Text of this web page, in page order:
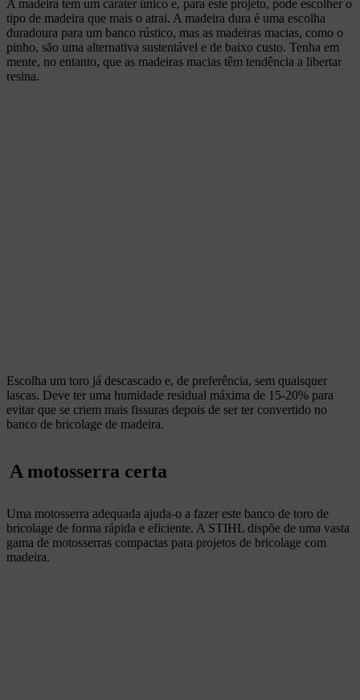
A madeira tem um caráter único e, para este projeto, pode escolher o
tipo de madeira que mais o atrai. A madeira dura é uma escolha
duradoura para um banco rústico, mas as madeiras macias, como o
pinho, são uma alternativa sustentável e de baixo custo. Tenha em
mente, no entanto, que as madeiras macias têm tendência a libertar
resina.
Escolha um toro já descascado e, de preferência, sem quaisquer
lascas. Deve ter uma humidade residual máxima de 15-20% para
evitar que se criem mais fissuras depois de ser ter convertido no
banco de bricolage de madeira.
A motosserra certa
Uma motosserra adequada ajuda-o a fazer este banco de toro de
bricolage de forma rápida e eficiente. A STIHL dispõe de uma vasta
gama de motosserras compactas para projetos de bricolage com
madeira.